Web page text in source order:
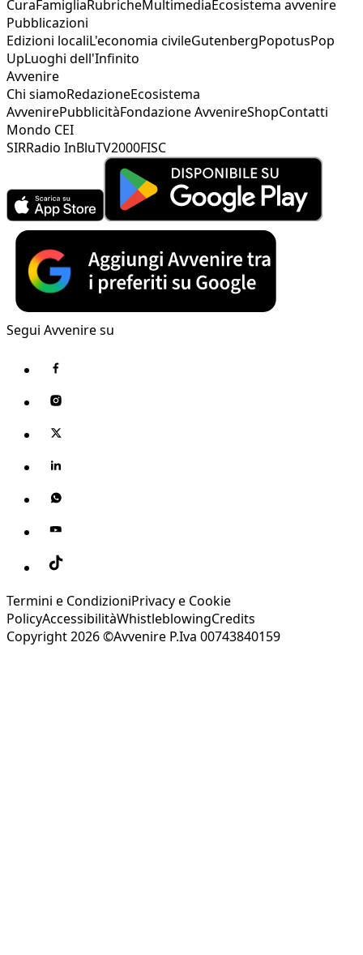
CuraFamigliaRubricheMultimediaEcosistema avvenire
Pubblicazioni
Edizioni localiL'economia civileGutenbergPopotusPop
UpLuoghi dell'Infinito
Avvenire
Chi siamoRedazioneEcosistema
AvvenirePubblicitàFondazione AvvenireShopContatti
Mondo CEI
SIRRadio InBluTV2000FISC
Segui Avvenire su
Termini e CondizioniPrivacy e Cookie
PolicyAccessibilitàWhistleblowingCredits
Copyright 2026 ©Avvenire P.Iva 00743840159